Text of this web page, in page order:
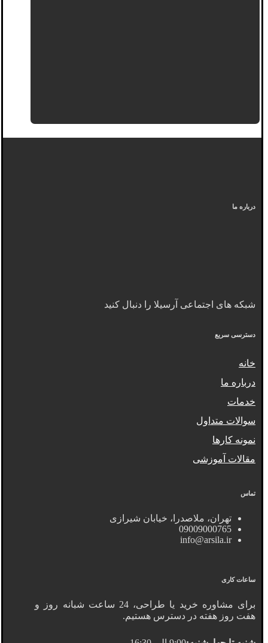
درباره ما
شبکه های اجتماعی آرسیلا را دنبال کنید
دسترسی سریع
خانه
درباره ما
خدمات
سوالات متداول
نمونه کارها
مقالات آموزشی
تماس
تهران، ملاصدرا، خیابان شیرازی
09009000765
info@arsila.ir
ساعات کاری
برای مشاوره خرید یا طراحی، 24 ساعت شبانه روز و
هفت روز هفته در دسترس هستیم.